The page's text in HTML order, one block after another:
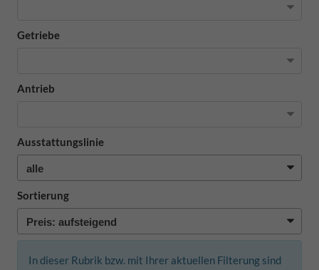
Getriebe
Antrieb
Ausstattungslinie
Sortierung
In dieser Rubrik bzw. mit Ihrer aktuellen Filterung sind